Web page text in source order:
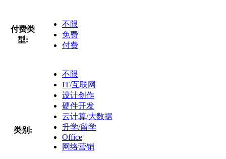
付费类
型:
不限
免费
付费
类别:
不限
IT/互联网
设计创作
硬件开发
云计算/大数据
升学/留学
Office
网络营销